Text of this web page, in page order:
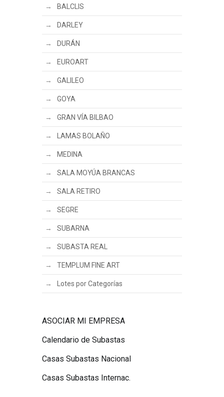
BALCLIS
DARLEY
DURÁN
EUROART
GALILEO
GOYA
GRAN VÍA BILBAO
LAMAS BOLAÑO
MEDINA
SALA MOYÚA BRANCAS
SALA RETIRO
SEGRE
SUBARNA
SUBASTA REAL
TEMPLUM FINE ART
Lotes por Categorías
ASOCIAR MI EMPRESA
Calendario de Subastas
Casas Subastas Nacional
Casas Subastas Internac.